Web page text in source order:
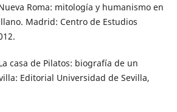
Roma: mitología y humanismo en
Madrid: Centro de Estudios
casa de Pilatos: biografía de un
Editorial Universidad de Sevilla,